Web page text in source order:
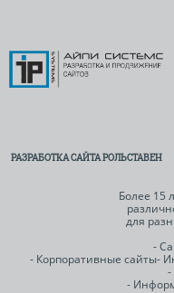
РАЗРАБОТКА САЙТА РОЛЬСТАВЕН
Более 15
для
-
- Корпоративные сайты-
-
-